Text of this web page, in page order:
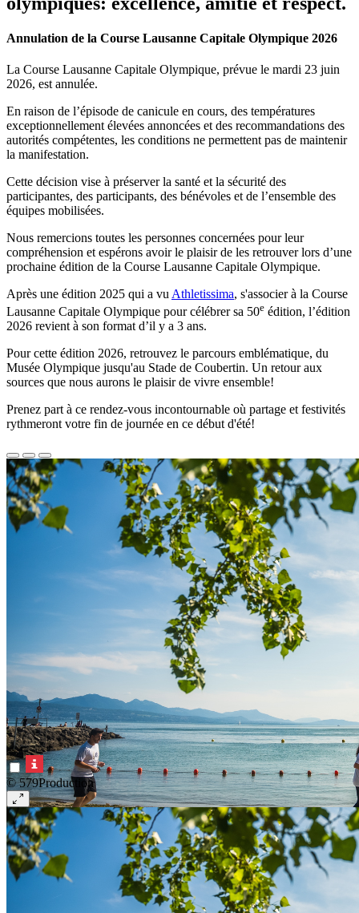
Annulation de la Course Lausanne Capitale Olympique 2026
La Course Lausanne Capitale Olympique, prévue le mardi 23 juin
2026, est annulée.
En raison de l’épisode de canicule en cours, des températures
exceptionnellement élevées annoncées et des recommandations des
autorités compétentes, les conditions ne permettent pas de maintenir
la manifestation.
Cette décision vise à préserver la santé et la sécurité des
participantes, des participants, des bénévoles et de l’ensemble des
équipes mobilisées.
Nous remercions toutes les personnes concernées pour leur
compréhension et espérons avoir le plaisir de les retrouver lors d’une
prochaine édition de la Course Lausanne Capitale Olympique.
Après une édition 2025 qui a vu Athletissima, s'associer à la Course
Lausanne Capitale Olympique pour célébrer sa 50e édition, l’édition
2026 revient à son format d’il y a 3 ans.
Pour cette édition 2026, retrouvez le parcours emblématique, du
Musée Olympique jusqu'au Stade de Coubertin. Un retour aux
sources que nous aurons le plaisir de vivre ensemble!
Prenez part à ce rendez-vous incontournable où partage et festivités
rythmeront votre fin de journée en ce début d'été!
© 579Production